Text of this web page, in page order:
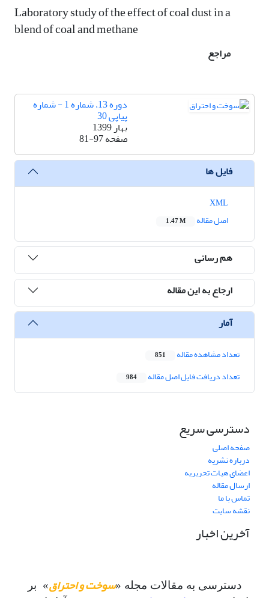
Laboratory study of the effect of coal dust in a
blend of coal and methane
مراجع
دوره 13، شماره 1 - شماره
پیاپی 30
بهار 1399
صفحه81-97
فایل ها
اصل مقاله
1.47 M
هم رسانی
ارجاع به این مقاله
آمار
تعداد مشاهده مقاله 851
تعداد دریافت فایل اصل مقاله 984
دسترسی سریع
صفحه اصلی
درباره نشریه
اعضای هیات تحریریه
ارسال مقاله
تماس با ما
نقشه سایت
آخرین اخبار
دسترسی به مقالات مجله «سوخت و احتراق» بر